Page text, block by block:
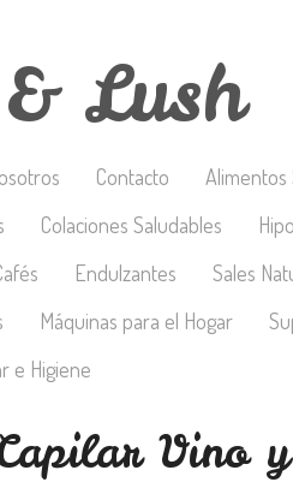
Lush
Contacto Alimentos
Colaciones Saludables
Endulzantes Sales
Máquinas para el Hogar
e Higiene
Vino